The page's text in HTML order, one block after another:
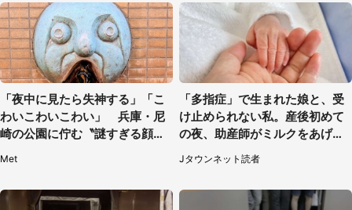
「夜中に見たら失神する」「こ
わいこわいこわい」 兵庫・尼
崎の公園に佇む〝謎すぎる顔〟
Met
「多指症」で生まれた娘と、受
け止められない私。産後初めて
の夜、助産師がミルクをあげて
るのを見て...（静岡県・20代女
性）
Jタウンネット読者